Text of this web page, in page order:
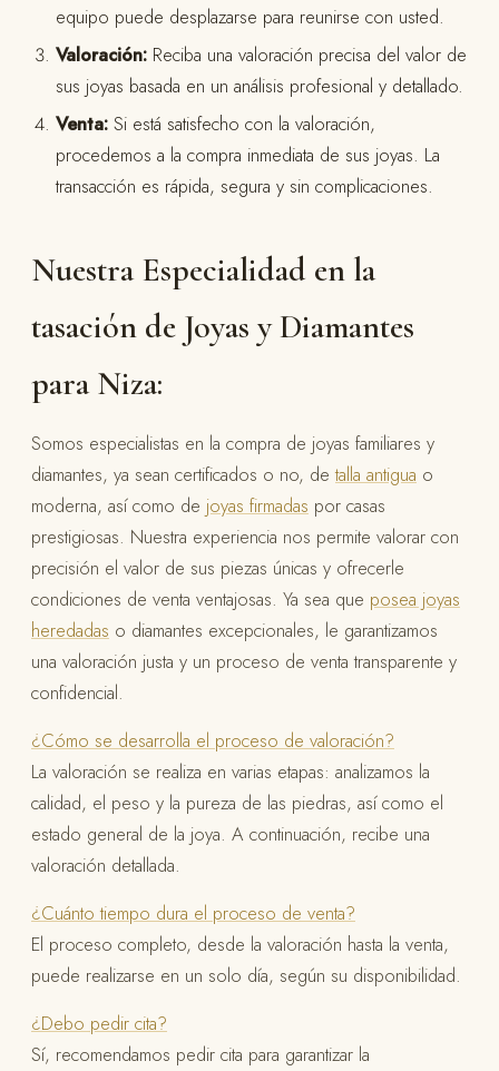
equipo puede desplazarse para reunirse con usted.
Valoración: Reciba una valoración precisa del valor de
sus joyas basada en un análisis profesional y detallado.
Venta: Si está satisfecho con la valoración,
procedemos a la compra inmediata de sus joyas. La
transacción es rápida, segura y sin complicaciones.
Nuestra Especialidad en la
tasación de Joyas y Diamantes
para Niza:
Somos especialistas en la compra de joyas familiares y
diamantes, ya sean certificados o no, detalla antigua o
moderna, así como de joyas firmadas por casas
prestigiosas. Nuestra experiencia nos permite valorar con
precisión el valor de sus piezas únicas y ofrecerle
condiciones de venta ventajosas. Ya sea que posea joyas
heredadas o diamantes excepcionales, le garantizamos
una valoración justa y un proceso de venta transparente y
confidencial.
¿Cómo se desarrolla el proceso de valoración?
La valoración se realiza en varias etapas: analizamos la
calidad, el peso y la pureza de las piedras, así como el
estado general de la joya. A continuación, recibe una
valoración detallada.
¿Cuánto tiempo dura el proceso de venta?
El proceso completo, desde la valoración hasta la venta,
puede realizarse en un solo día, según su disponibilidad.
¿Debo pedir cita?
Sí, recomendamos pedir cita para garantizar la